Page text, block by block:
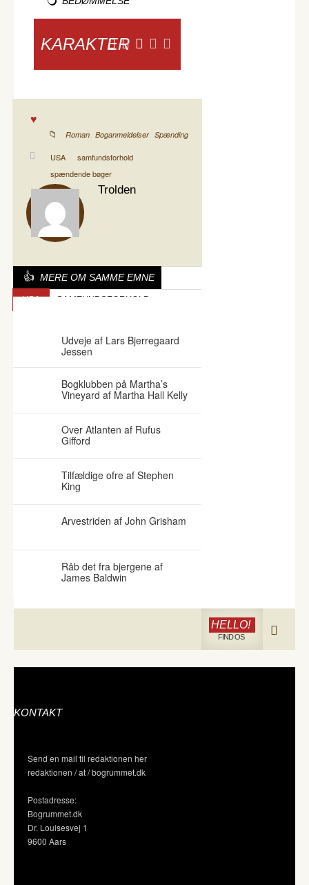
KARAKTER
Roman, Boganmeldelser, Spænding
USA
samfundsforhold
spændende bøger
Trolden
MERE OM SAMME EMNE
USA SAMFUNDSFORHOLD
Udveje af Lars Bjerregaard
Jessen
Bogklubben på Martha’s
Vineyard af Martha Hall Kelly
Over Atlanten af Rufus
Gifford
Tilfældige ofre af Stephen
King
Arvestriden af John Grisham
Råb det fra bjergene af
James Baldwin
HELLO!
FIND OS
KONTAKT
Send en mail til redaktionen her
redaktionen / at / bogrummet.dk
Postadresse:
Bogrummet.dk
Dr. Louisesvej 1
9600 Aars